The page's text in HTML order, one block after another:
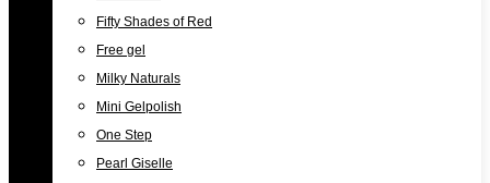
Fifty Shades of Red
Free gel
Milky Naturals
Mini Gelpolish
One Step
Pearl Giselle